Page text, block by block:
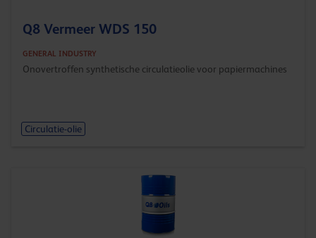
Q8 Vermeer WDS 150
GENERAL INDUSTRY
Onovertroffen synthetische circulatieolie voor papiermachines
Circulatie-olie